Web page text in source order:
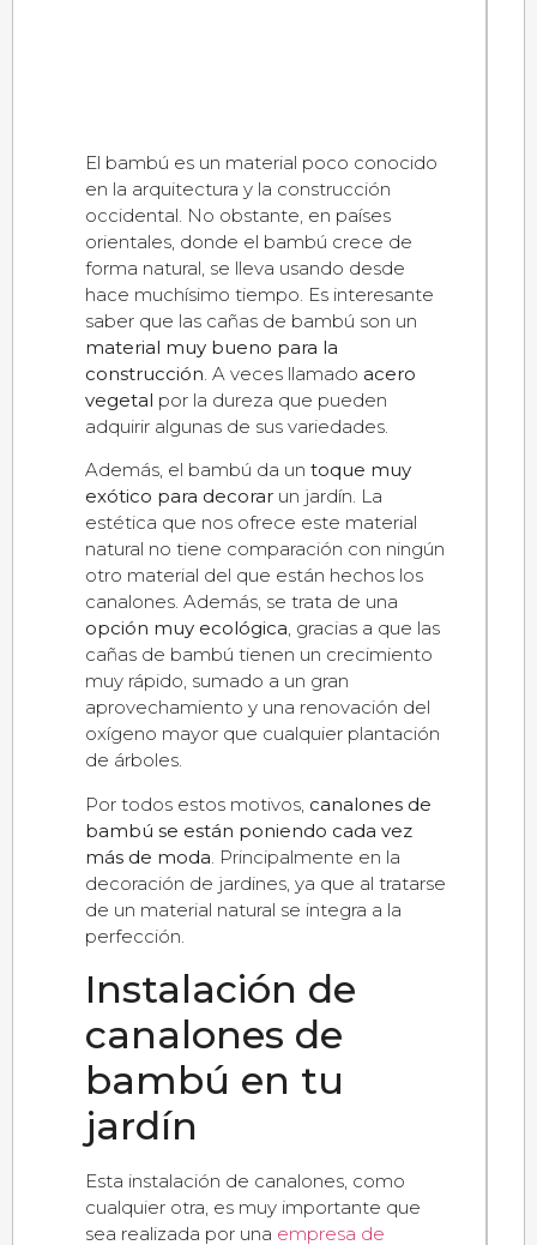
El bambú es un material poco conocido
en la arquitectura y la construcción
occidental. No obstante, en países
orientales, donde el bambú crece de
forma natural, se lleva usando desde
hace muchísimo tiempo. Es interesante
saber que las cañas de bambú son un
material muy bueno para la
construcción. A veces llamado acero
vegetal por la dureza que pueden
adquirir algunas de sus variedades.
Además, el bambú da un toque muy
exótico para decorar un jardín. La
estética que nos ofrece este material
natural no tiene comparación con ningún
otro material del que están hechos los
canalones. Además, se trata de una
opción muy ecológica, gracias a que las
cañas de bambú tienen un crecimiento
muy rápido, sumado a un gran
aprovechamiento y una renovación del
oxígeno mayor que cualquier plantación
de árboles.
Por todos estos motivos, canalones de
bambú se están poniendo cada vez
más de moda. Principalmente en la
decoración de jardines, ya que al tratarse
de un material natural se integra a la
perfección.
Instalación de
canalones de
bambú en tu
jardín
Esta instalación de canalones, como
cualquier otra, es muy importante que
sea realizada por una empresa de